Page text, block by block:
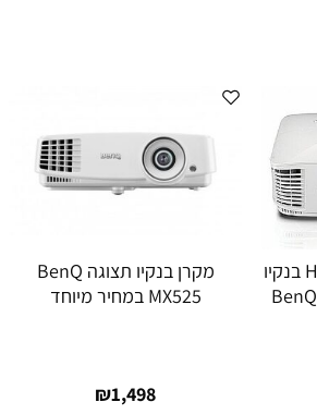
מקרן עדשה רחבה HD בנקיו
הקרנה מטווח קצר BenQ
מקרן בנקיו תצוגה BenQ
MX525 במחיר מיוחד
₪1,498